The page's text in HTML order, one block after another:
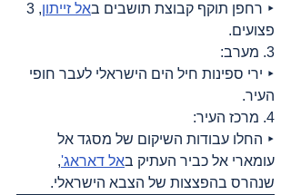
‣ רחפן תוקף קבוצת תושבים באל זייתון
פצועים.
3. מערב:
‣ ירי ספינות חיל הים הישראלי לעבר חופי
העיר.
4. מרכז העיר:
‣ החלו עבודות השיקום של מסגד אל
עומארי אל כביר העתיק באל דאראג',
שנהרס בהפצצות של הצבא הישראלי.